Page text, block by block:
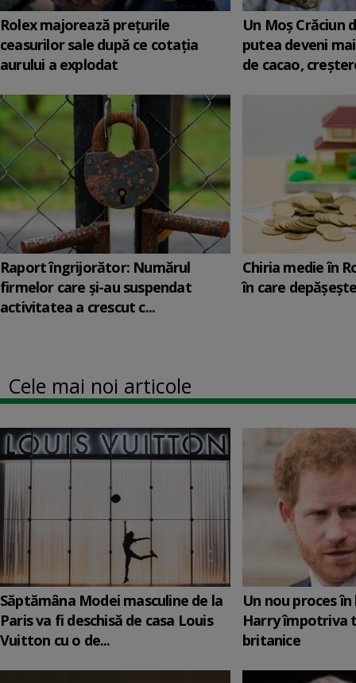
Rolex majorează preţurile
ceasurilor sale după ce cotaţia
aurului a explodat
Un Moş Crăciun
putea deveni
de cacao,
Raport îngrijorător: Numărul
firmelor care şi-au suspendat
activitatea a crescut c...
Chiria medie în
în care
Cele mai noi articole
Săptămâna Modei masculine de la
Paris va fi deschisă de casa Louis
Vuitton cu o de...
Un nou proces
Harry împotriva
britanice